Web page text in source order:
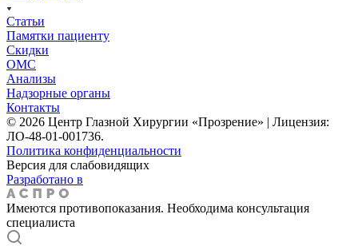
Статьи
Памятки пациенту
Скидки
ОМС
Анализы
Надзорные органы
Контакты
© 2026 Центр Глазной Хирургии «Прозрение» | Лицензия:
ЛО-48-01-001736.
Политика конфиденциальности
Версия для слабовидящих
Разработано в
Имеются противопоказания. Необходима консультация
специалиста